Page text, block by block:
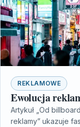
REKLAMOWE
Ewolucja
Artykuł „Od
reklamy” ukazuje